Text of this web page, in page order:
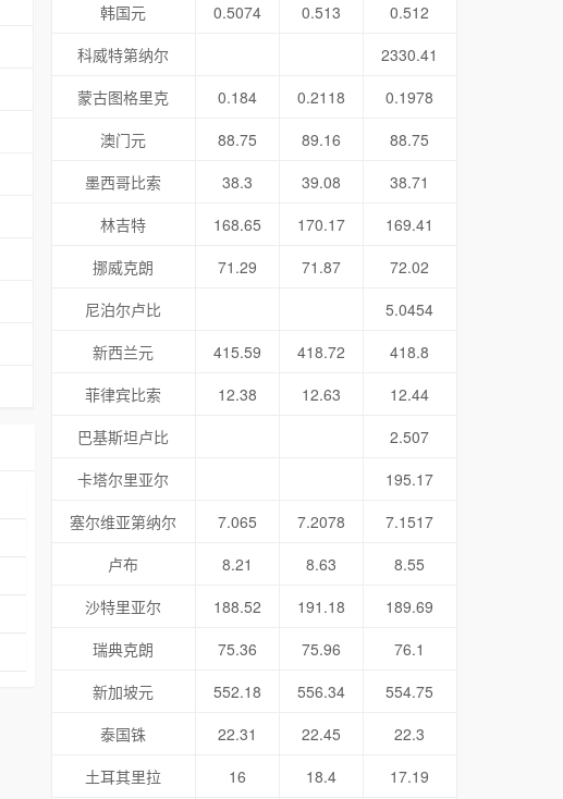
韩国元
0.5074 0.513
0.512
科威特第纳尔
2330.41
蒙古图格里克
0.184 0.2118
0.1978
澳门元
88.75 89.16
88.75
墨西哥比索
38.3 39.08
38.71
林吉特
168.65 170.17
169.41
挪威克朗
71.29 71.87
72.02
尼泊尔卢比
5.0454
新西兰元
415.59 418.72
418.8
菲律宾比索
12.38 12.63
12.44
巴基斯坦卢比
2.507
卡塔尔里亚尔
195.17
塞尔维亚第纳尔
7.065 7.2078
7.1517
卢布
8.21 8.63
8.55
沙特里亚尔
188.52 191.18
189.69
瑞典克朗
75.36 75.96
76.1
新加坡元
552.18 556.34
554.75
泰国铢
22.31 22.45
22.3
土耳其里拉
16 18.4
17.19